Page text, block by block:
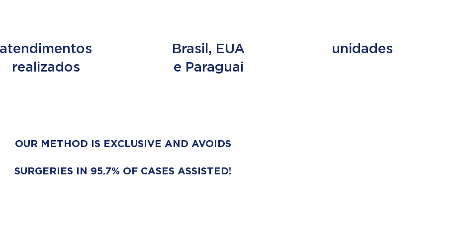
unidades
Brasil, EUA
e Paraguai
atendimentos
realizados
OUR METHOD IS EXCLUSIVE AND AVOIDS
SURGERIES IN 95.7% OF CASES ASSISTED!